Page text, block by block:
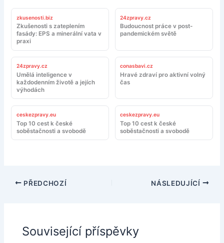
zkusenosti.biz
Zkušenosti s zateplením
fasády: EPS a minerální vata v
praxi
24zpravy.cz
Budoucnost práce v post-
pandemickém světě
24zpravy.cz
Umělá inteligence v
každodenním životě a jejích
výhodách
conasbavi.cz
Hravé zdraví pro aktivní volný
čas
ceskezpravy.eu
Top 10 cest k české
soběstačnosti a svobodě
ceskezpravy.eu
Top 10 cest k české
soběstačnosti a svobodě
PŘEDCHOZÍ NÁSLEDUJÍCÍ
Související příspěvky